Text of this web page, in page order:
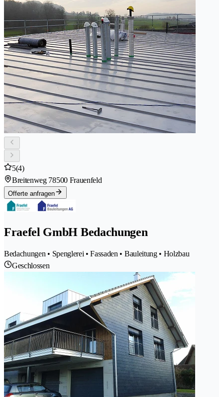
5(4)
Breitenweg 78500 Frauenfeld
Offerte anfragen
Fraefel GmbH Bedachungen
Bedachungen • Spenglerei • Fassaden • Bauleitung • Holzbau
Geschlossen